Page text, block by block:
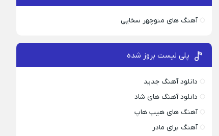
آهنگ های منوچهر سخایی
پلی لیست بروز شده
دانلود آهنگ جدید
دانلود آهنگ های شاد
آهنگ های هیپ هاپ
آهنگ برای مادر